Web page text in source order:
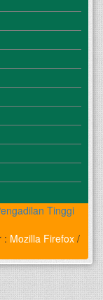
Tinggi
: Mozilla Firefox/